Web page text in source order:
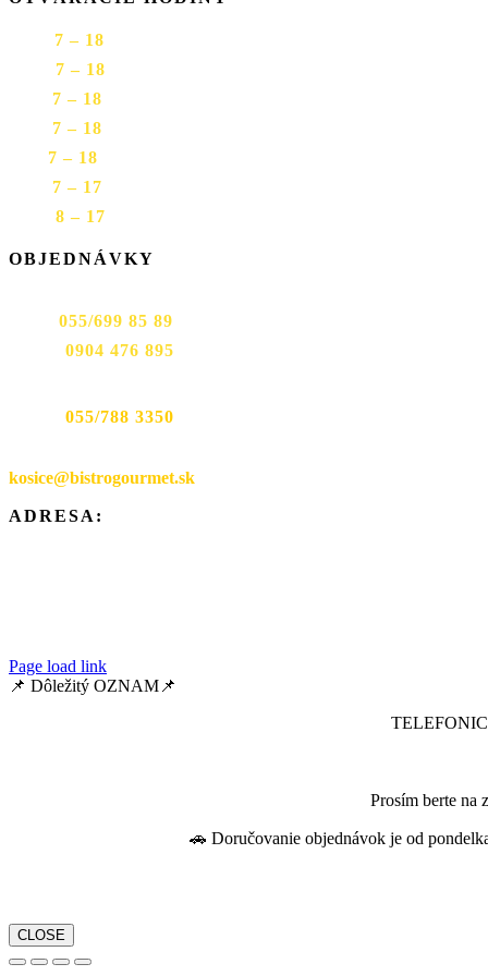
7 – 18
7 – 18
7 – 18
7 – 18
7 – 18
7 – 17
8 – 17
OBJEDNÁVKY
055/699 85 89
0904 476 895
055/788 3350
kosice@bistrogourmet.sk
ADRESA:
Page load link
📌 Dôležitý OZNAM📌
Prosím berte na
🚗 Doručovanie objednávok je od
CLOSE